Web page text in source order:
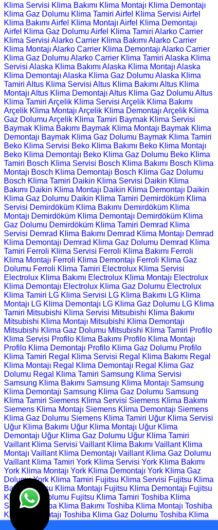
Klima Servisi Klima Bakımı Klima Montajı Klima Demontajı
Klima Gaz Dolumu Klima Tamiri Airfel Klima Servisi Airfel
Klima Bakımı Airfel Klima Montajı Airfel Klima Demontajı
Airfel Klima Gaz Dolumu Airfel Klima Tamiri Alarko Carrier
Klima Servisi Alarko Carrier Klima Bakımı Alarko Carrier
Klima Montajı Alarko Carrier Klima Demontajı Alarko Carrier
Klima Gaz Dolumu Alarko Carrier Klima Tamiri Alaska Klima
Servisi Alaska Klima Bakımı Alaska Klima Montajı Alaska
Klima Demontajı Alaska Klima Gaz Dolumu Alaska Klima
Tamiri Altus Klima Servisi Altus Klima Bakımı Altus Klima
Montajı Altus Klima Demontajı Altus Klima Gaz Dolumu Altus
Klima Tamiri Arçelik Klima Servisi Arçelik Klima Bakımı
Arçelik Klima Montajı Arçelik Klima Demontajı Arçelik Klima
Gaz Dolumu Arçelik Klima Tamiri Baymak Klima Servisi
Baymak Klima Bakımı Baymak Klima Montajı Baymak Klima
Demontajı Baymak Klima Gaz Dolumu Baymak Klima Tamiri
Beko Klima Servisi Beko Klima Bakımı Beko Klima Montajı
Beko Klima Demontajı Beko Klima Gaz Dolumu Beko Klima
Tamiri Bosch Klima Servisi Bosch Klima Bakımı Bosch Klima
Montajı Bosch Klima Demontajı Bosch Klima Gaz Dolumu
Bosch Klima Tamiri Daikin Klima Servisi Daikin Klima
Bakımı Daikin Klima Montajı Daikin Klima Demontajı Daikin
Klima Gaz Dolumu Daikin Klima Tamiri Demirdöküm Klima
Servisi Demirdöküm Klima Bakımı Demirdöküm Klima
Montajı Demirdöküm Klima Demontajı Demirdöküm Klima
Gaz Dolumu Demirdöküm Klima Tamiri Demrad Klima
Servisi Demrad Klima Bakımı Demrad Klima Montajı Demrad
Klima Demontajı Demrad Klima Gaz Dolumu Demrad Klima
Tamiri Ferroli Klima Servisi Ferroli Klima Bakımı Ferroli
Klima Montajı Ferroli Klima Demontajı Ferroli Klima Gaz
Dolumu Ferroli Klima Tamiri Electrolux Klima Servisi
Electrolux Klima Bakımı Electrolux Klima Montajı Electrolux
Klima Demontajı Electrolux Klima Gaz Dolumu Electrolux
Klima Tamiri LG Klima Servisi LG Klima Bakımı LG Klima
Montajı LG Klima Demontajı LG Klima Gaz Dolumu LG Klima
Tamiri Mitsubishi Klima Servisi Mitsubishi Klima Bakımı
Mitsubishi Klima Montajı Mitsubishi Klima Demontajı
Mitsubishi Klima Gaz Dolumu Mitsubishi Klima Tamiri Profilo
Klima Servisi Profilo Klima Bakımı Profilo Klima Montajı
Profilo Klima Demontajı Profilo Klima Gaz Dolumu Profilo
Klima Tamiri Regal Klima Servisi Regal Klima Bakımı Regal
Klima Montajı Regal Klima Demontajı Regal Klima Gaz
Dolumu Regal Klima Tamiri Samsung Klima Servisi
Samsung Klima Bakımı Samsung Klima Montajı Samsung
Klima Demontajı Samsung Klima Gaz Dolumu Samsung
Klima Tamiri Siemens Klima Servisi Siemens Klima Bakımı
Siemens Klima Montajı Siemens Klima Demontajı Siemens
Klima Gaz Dolumu Siemens Klima Tamiri Uğur Klima Servisi
Uğur Klima Bakımı Uğur Klima Montajı Uğur Klima
Demontajı Uğur Klima Gaz Dolumu Uğur Klima Tamiri
Vaillant Klima Servisi Vaillant Klima Bakımı Vaillant Klima
Montajı Vaillant Klima Demontajı Vaillant Klima Gaz Dolumu
Vaillant Klima Tamiri York Klima Servisi York Klima Bakımı
York Klima Montajı York Klima Demontajı York Klima Gaz
Dolumu York Klima Tamiri Fujitsu Klima Servisi Fujitsu Klima
Bakımı Fujitsu Klima Montajı Fujitsu Klima Demontajı Fujitsu
Klima Gaz Dolumu Fujitsu Klima Tamiri Toshiba Klima
Servisi Toshiba Klima Bakımı Toshiba Klima Montajı Toshiba
Klima Demontajı Toshiba Klima Gaz Dolumu Toshiba Klima
Tamiri